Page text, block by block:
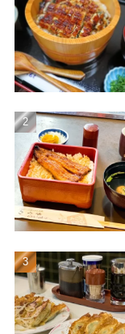
(3)
(26)
(1)